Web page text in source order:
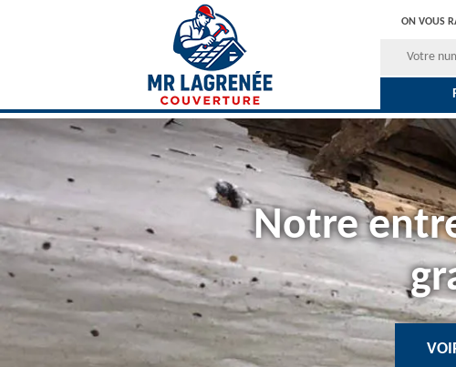
ON VOUS
Notre